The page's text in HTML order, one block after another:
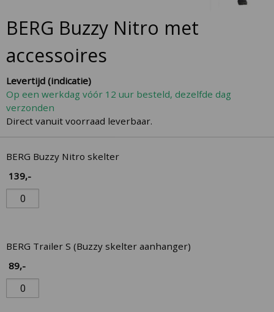
BERG Buzzy Nitro met
accessoires
Levertijd (indicatie)
Op een werkdag vóór 12 uur besteld, dezelfde dag
verzonden
Direct vanuit voorraad leverbaar.
BERG Buzzy Nitro skelter
139,-
BERG Trailer S (Buzzy skelter aanhanger)
89,-
Skip
to
beginning
the
images
gallery